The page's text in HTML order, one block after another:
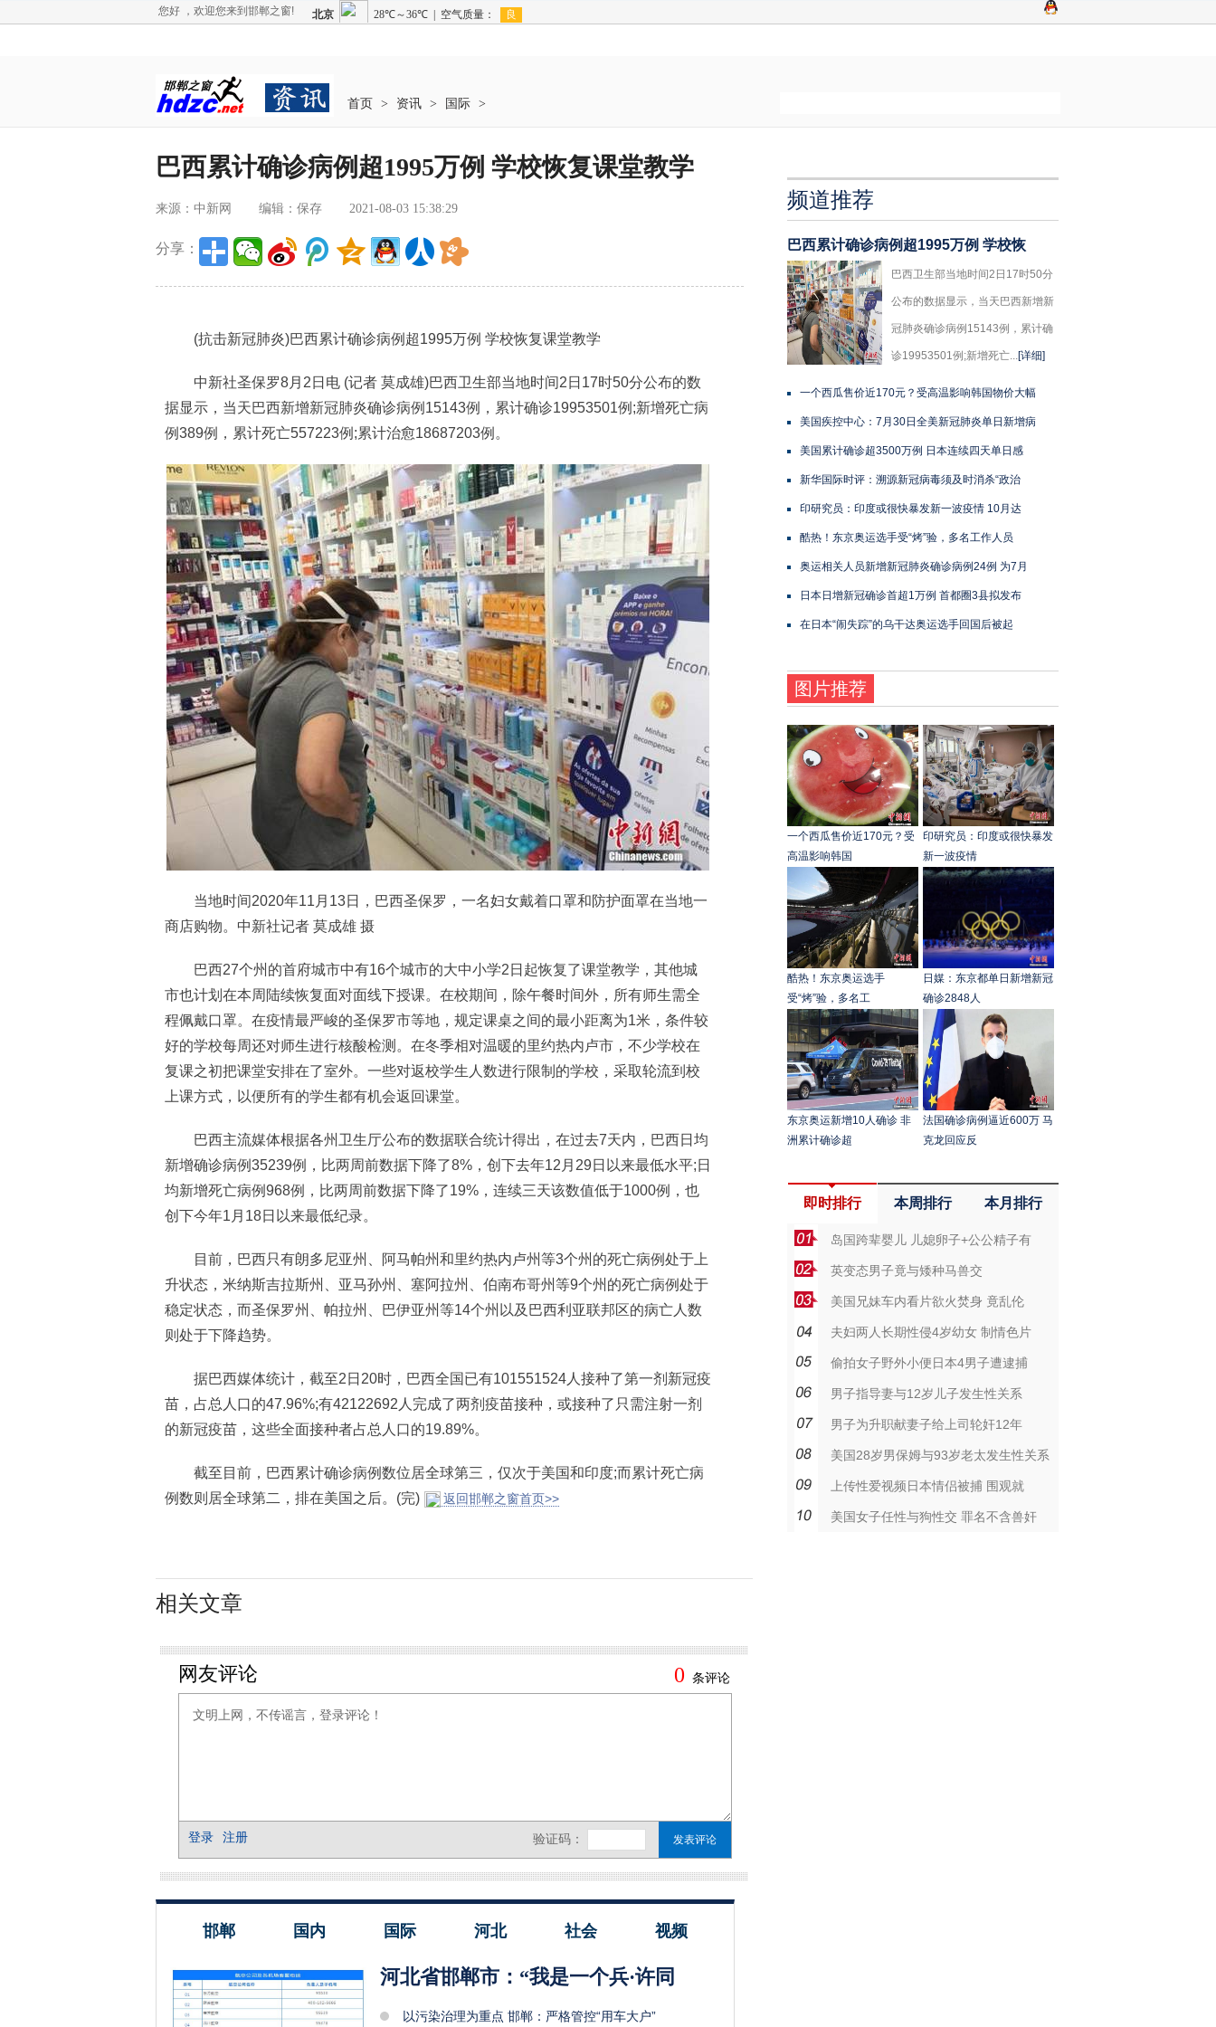
您好 ，欢迎您来到邯郸之窗!
首页 > 资讯 > 国际 >
巴西累计确诊病例超1995万例 学校恢复课堂教学
来源：中新网 编辑：保存 2021-08-03 15:38:29
分享：
(抗击新冠肺炎)巴西累计确诊病例超1995万例 学校恢复课堂教学
中新社圣保罗8月2日电 (记者 莫成雄)巴西卫生部当地时间2日17时50分公布的数
据显示，当天巴西新增新冠肺炎确诊病例15143例，累计确诊19953501例;新增死亡病
例389例，累计死亡557223例;累计治愈18687203例。
当地时间2020年11月13日，巴西圣保罗，一名妇女戴着口罩和防护面罩在当地一
商店购物。中新社记者 莫成雄 摄
巴西27个州的首府城市中有16个城市的大中小学2日起恢复了课堂教学，其他城
市也计划在本周陆续恢复面对面线下授课。在校期间，除午餐时间外，所有师生需全
程佩戴口罩。在疫情最严峻的圣保罗市等地，规定课桌之间的最小距离为1米，条件较
好的学校每周还对师生进行核酸检测。在冬季相对温暖的里约热内卢市，不少学校在
复课之初把课堂安排在了室外。一些对返校学生人数进行限制的学校，采取轮流到校
上课方式，以便所有的学生都有机会返回课堂。
巴西主流媒体根据各州卫生厅公布的数据联合统计得出，在过去7天内，巴西日均
新增确诊病例35239例，比两周前数据下降了8%，创下去年12月29日以来最低水平;日
均新增死亡病例968例，比两周前数据下降了19%，连续三天该数值低于1000例，也
创下今年1月18日以来最低纪录。
目前，巴西只有朗多尼亚州、阿马帕州和里约热内卢州等3个州的死亡病例处于上
升状态，米纳斯吉拉斯州、亚马孙州、塞阿拉州、伯南布哥州等9个州的死亡病例处于
稳定状态，而圣保罗州、帕拉州、巴伊亚州等14个州以及巴西利亚联邦区的病亡人数
则处于下降趋势。
据巴西媒体统计，截至2日20时，巴西全国已有101551524人接种了第一剂新冠疫
苗，占总人口的47.96%;有42122692人完成了两剂疫苗接种，或接种了只需注射一剂
的新冠疫苗，这些全面接种者占总人口的19.89%。
截至目前，巴西累计确诊病例数位居全球第三，仅次于美国和印度;而累计死亡病
例数则居全球第二，排在美国之后。(完)
返回邯郸之窗首页>>
相关文章
邯郸 国内 国际 河北 社会 视频
河北省邯郸市：“我是一个兵·许同
以污染治理为重点 邯郸：严格管控“用车大户”
频道推荐
巴西累计确诊病例超1995万例 学校恢
巴西卫生部当地时间2日17时50分
公布的数据显示，当天巴西新增新
冠肺炎确诊病例15143例，累计确
诊19953501例;新增死亡...[详细]
一个西瓜售价近170元？受高温影响韩国物价大幅
美国疾控中心：7月30日全美新冠肺炎单日新增病
美国累计确诊超3500万例 日本连续四天单日感
新华国际时评：溯源新冠病毒须及时消杀“政治
印研究员：印度或很快暴发新一波疫情 10月达
酷热！东京奥运选手受“烤”验，多名工作人员
奥运相关人员新增新冠肺炎确诊病例24例 为7月
日本日增新冠确诊首超1万例 首都圈3县拟发布
在日本“闹失踪”的乌干达奥运选手回国后被起
图片推荐
一个西瓜售价近170元？受
高温影响韩国
印研究员：印度或很快暴发
新一波疫情
酷热！东京奥运选手
受“烤”验，多名工
日媒：东京都单日新增新冠
确诊2848人
东京奥运新增10人确诊 非
洲累计确诊超
法国确诊病例逼近600万 马
克龙回应反
即时排行 本周排行 本月排行
岛国跨辈婴儿 儿媳卵子+公公精子有
英变态男子竟与矮种马兽交
美国兄妹车内看片欲火焚身 竟乱伦
夫妇两人长期性侵4岁幼女 制情色片
偷拍女子野外小便日本4男子遭逮捕
男子指导妻与12岁儿子发生性关系
男子为升职献妻子给上司轮奸12年
美国28岁男保姆与93岁老太发生性关系
上传性爱视频日本情侣被捕 围观就
美国女子任性与狗性交 罪名不含兽奸